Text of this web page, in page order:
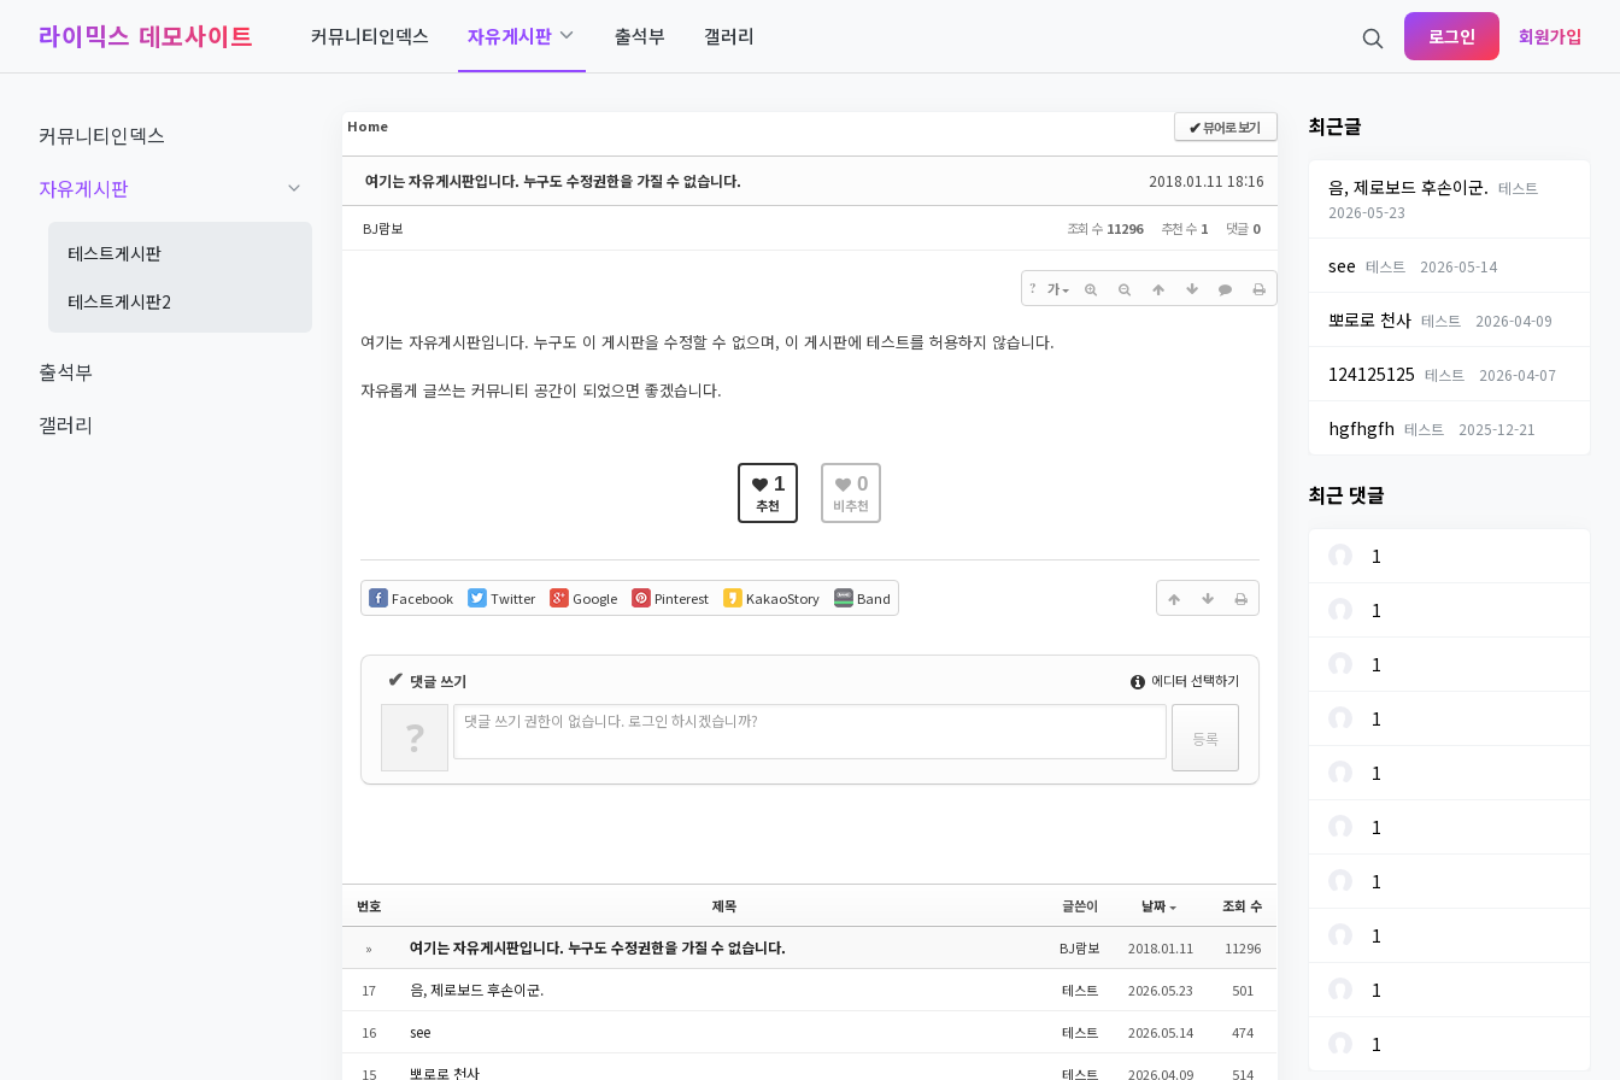
라이믹스 데모사이트 커뮤니티인덱스 자유게시판 출석부 갤러리 로그인 회원가입
커뮤니티인덱스
자유게시판
테스트게시판
테스트게시판2
출석부
갤러리
Home ✔뷰어로 보기
2018.01.11 18:16
여기는 자유게시판입니다. 누구도 수정권한을 가질 수 없습니다.
BJ람보 조회 수 11296 추천 수 1 댓글 0
? 가
여기는 자유게시판입니다. 누구도 이 게시판을 수정할 수 없으며, 이 게시판에 테스트를 허용하지 않습니다.
자유롭게 글쓰는 커뮤니티 공간이 되었으면 좋겠습니다.
1
추천
0
비추천
Facebook Twitter Google Pinterest KakaoStory Band
✔ 댓글 쓰기 에디터 선택하기
? 댓글 쓰기 권한이 없습니다. 로그인 하시겠습니까?
번호 제목 글쓴이 날짜 조회 수
» 여기는 자유게시판입니다. 누구도 수정권한을 가질 수 없습니다. BJ람보 2018.01.11 11296
17 음, 제로보드 후손이군. 테스트 2026.05.23 501
16 see 테스트 2026.05.14 474
15 뽀로로 천사 테스트 2026.04.09 514
최근글
음, 제로보드 후손이군. 테스트
2026-05-23
see 테스트 2026-05-14
뽀로로 천사 테스트 2026-04-09
124125125 테스트 2026-04-07
hgfhgfh 테스트 2025-12-21
최근 댓글
1
1
1
1
1
1
1
1
1
1
Sketchbook5, 스케치북5
Sketchbook5, 스케치북5
Sketchbook5, 스케치북5
Sketchbook5, 스케치북5